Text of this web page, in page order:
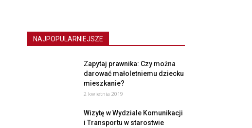
NAJPOPULARNIEJSZE
Zapytaj prawnika: Czy można
darować małoletniemu dziecku
mieszkanie?
2 kwietnia 2019
Wizytę w Wydziale Komunikacji
i Transportu w starostwie